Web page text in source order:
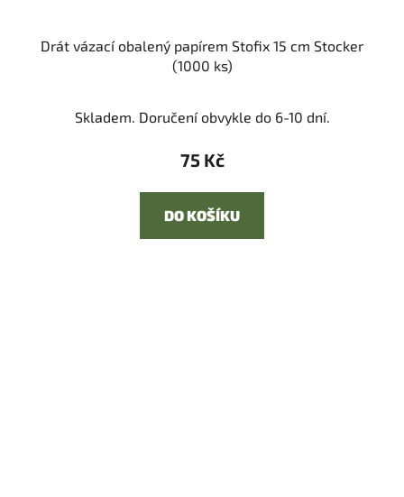
Drát vázací obalený papírem Stofix 15 cm Stocker
(1000 ks)
Skladem. Doručení obvykle do 6-10 dní.
75 Kč
DO KOŠÍKU